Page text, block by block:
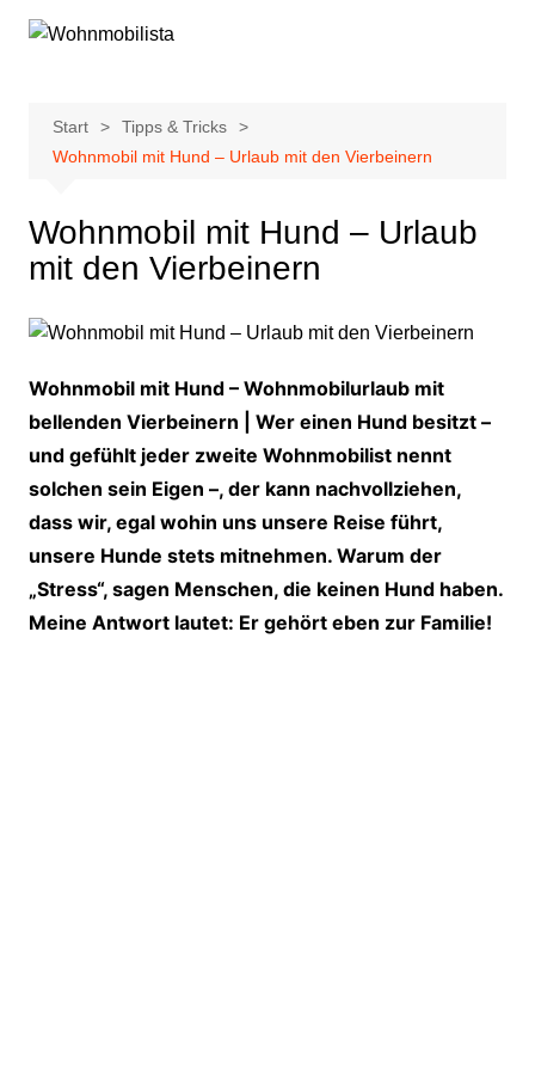
Inhalt
Start
Tipps & Tricks
Wohnmobil mit Hund – Urlaub mit den Vierbeinern
Wohnmobil mit Hund – Urlaub
mit den Vierbeinern
Wohnmobil mit Hund – Wohnmobilurlaub mit
bellenden Vierbeinern | Wer einen Hund besitzt –
und gefühlt jeder zweite Wohnmobilist nennt
solchen sein Eigen –, der kann nachvollziehen,
dass wir, egal wohin uns unsere Reise führt,
unsere Hunde stets mitnehmen. Warum der
„Stress“, sagen Menschen, die keinen Hund haben.
Meine Antwort lautet: Er gehört eben zur Familie!